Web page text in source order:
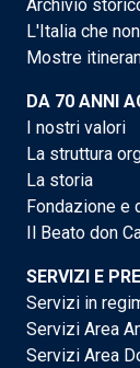
Archivio
L'Italia che
Mostre
DA 70 ANNI
I nostri valori
La struttura
La storia
Fondazione e
Il Beato don
SERVIZI E
Servizi in
Servizi Area
Servizi Area